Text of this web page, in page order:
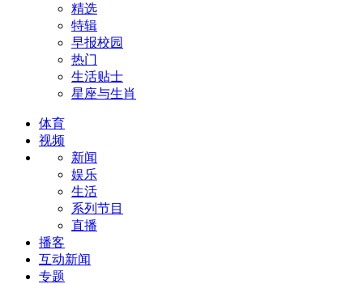
精选
特辑
早报校园
热门
生活贴士
星座与生肖
体育
视频
新闻
娱乐
生活
系列节目
直播
播客
互动新闻
专题